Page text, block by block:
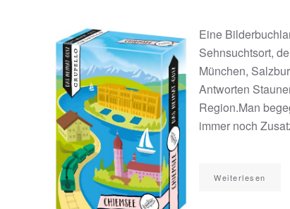
Eine
Sehnsuchtsort,
München,
Antworten
Region.Man
immer noch
Weiterlesen